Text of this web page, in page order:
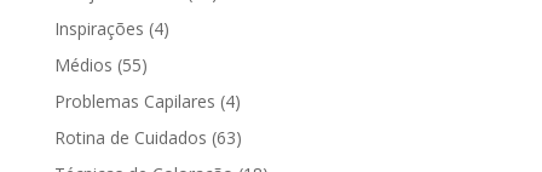
Inspirações (4)
Médios (55)
Problemas Capilares (4)
Rotina de Cuidados (63)